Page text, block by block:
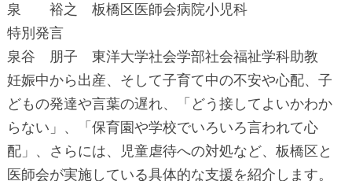
泉 裕之 板橋区医師会病院小児科
特別発言
泉谷 朋子 東洋大学社会学部社会福祉学科助教
妊娠中から出産、そして子育て中の不安や心配、子
どもの発達や言葉の遅れ、「どう接してよいかわか
らない」、「保育園や学校でいろいろ言われて心
配」、さらには、児童虐待への対処など、板橋区と
医師会が実施している具体的な支援を紹介します。